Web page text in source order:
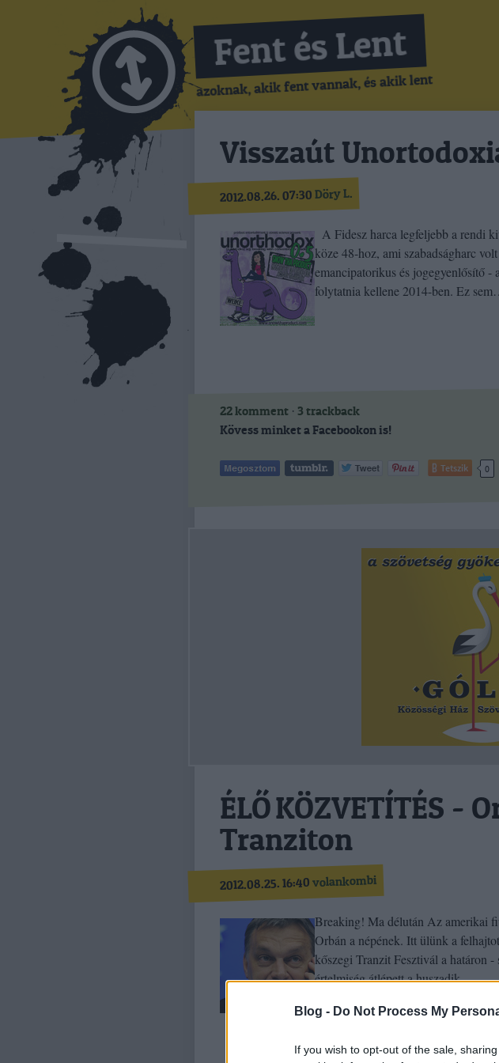
Blog - Do Not Process My
If you wish to opt-out of the sale,
Fent és Lent
azoknak, akik fent vannak, és akik lent
Visszaút
2012.08.26. 07:30Döry L.
A Fidesz harca legfeljebb a rendi
köze 48-hoz, ami szabadságharc
emancipatorikus és jogegyenlősítő -
folytatnia kellene 2014-ben. Ez
22komment · 3 trackback
Kövess minket a Facebookon is!
Tetszik 0
ÉLŐ KÖZVETÍTÉS -
Tranziton
2012.08.25. 16:40volankombi
Breaking! Ma délután Az amerikai
Orbán a népének. Itt ülünk a
kőszegi Tranzit Fesztivál a határon
értelmiség átlépett a huszadik…